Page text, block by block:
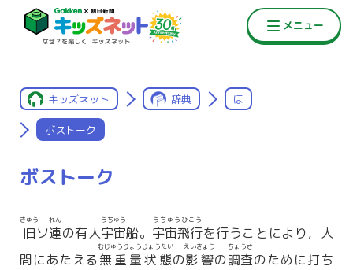
キッズネット 辞典 ほ
ボストーク
ボストーク
旧
きゅう
ソ連
れん
の有人宇宙
うちゅう
船。 宇宙飛行
うちゅうひこう
を行うことにより，人
間にあたえる無重量状態
むじゅうりょうじょうたい
の影響
えいきょう
の調査
ちょうさ
のために打ち